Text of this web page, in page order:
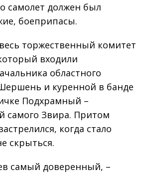
самолет должен был
боеприпасы.
торжественный комитет
входили
областного
и куренной в банде
Подхрамный –
самого Звира. Притом
когда стало
скрыться.
самый доверенный, –